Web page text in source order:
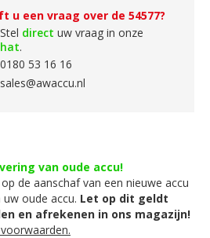
u een vraag over de 54577?
Stel direct uw vraag in onze
.
0180 53 16 16
sales@awaccu.nl
van oude accu!
de aanschaf van een nieuwe accu
oude accu. Let op dit geldt
en afrekenen in ons magazijn!